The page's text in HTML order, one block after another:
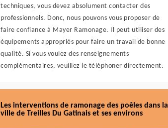
techniques, vous devez absolument contacter des
professionnels. Donc, nous pouvons vous proposer de
faire confiance à Mayer Ramonage. Il peut utiliser des
équipements appropriés pour faire un travail de bonne
qualité. Si vous voulez des renseignements
complémentaires, veuillez le téléphoner directement.
Les interventions de ramonage des poêles dans la
ville de Treilles Du Gatinais et ses environs